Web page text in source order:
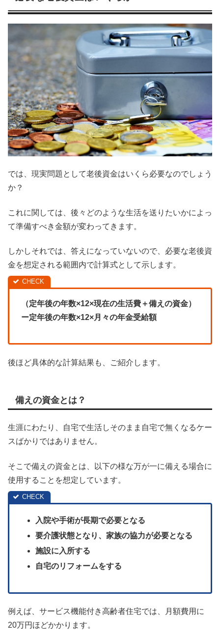
では、現実問題として老後資金はいくら必要なのでしょう
か？
これに関しては、後々どのような生活を送りたいかによっ
て準備すべき金額が変わってきます。
しかしそれでは、答えになっていないので、必要な老後資
金を想定される範囲内で計算式として示します。
（定年後の年数×12×現在の生活費＋備えの資金）
ー定年後の年数×12×月々の年金受給額
後ほど具体的な計算結果も、ご紹介します。
備えの資金とは？
生涯にわたり、自宅で生活しそのまま自宅で無くなるケー
スばかりではありません。
そこで備えの資金とは、以下の様な万が一に備える場合に
使用することを想定しています。
入院や手術が長期で必要となる
要介護状態となり、家族の協力が必要となる
施設に入所する
自宅のリフォームをする
例えば、サービス機能付き高齢者住宅では、月額費用に
20万円ほどかかります。